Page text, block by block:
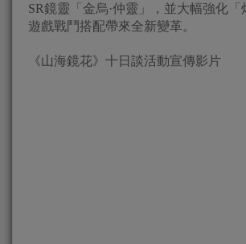
SR鏡靈「金烏·仲靈」，並大幅強化
遊戲戰鬥搭配帶來全新變革。
《山海鏡花》十日談活動宣傳影片